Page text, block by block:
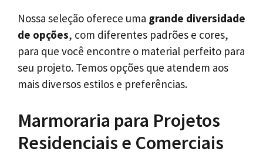
Nossa seleção oferece uma grande diversidade
de opções, com diferentes padrões e cores,
para que você encontre o material perfeito para
seu projeto. Temos opções que atendem aos
mais diversos estilos e preferências.
Marmoraria para Projetos
Residenciais e Comerciais